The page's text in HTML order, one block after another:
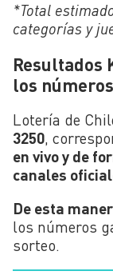
*Total
categorías y
Resultados
los
Lotería de
3250,
en vivo y de
canales
De esta
los números
sorteo.